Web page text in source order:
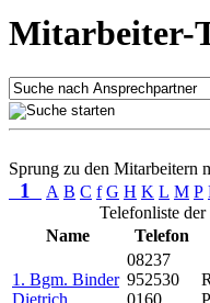
Mitarbeiter-
Sprung zu den Mitarbeitern
1 A B C f G H K L M P
Telefonliste
Name
Telefon
1. Bgm. Binder
08237
952530